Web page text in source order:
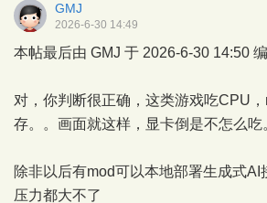
GMJ
2026-6-30 14:49
本帖最后由 GMJ 于 2026-6-30 14:50
对，你判断很正确，这类游戏吃CPU
存。。画面就这样，显卡倒是不怎么吃
除非以后有mod可以本地部署生成式AI
压力都大不了